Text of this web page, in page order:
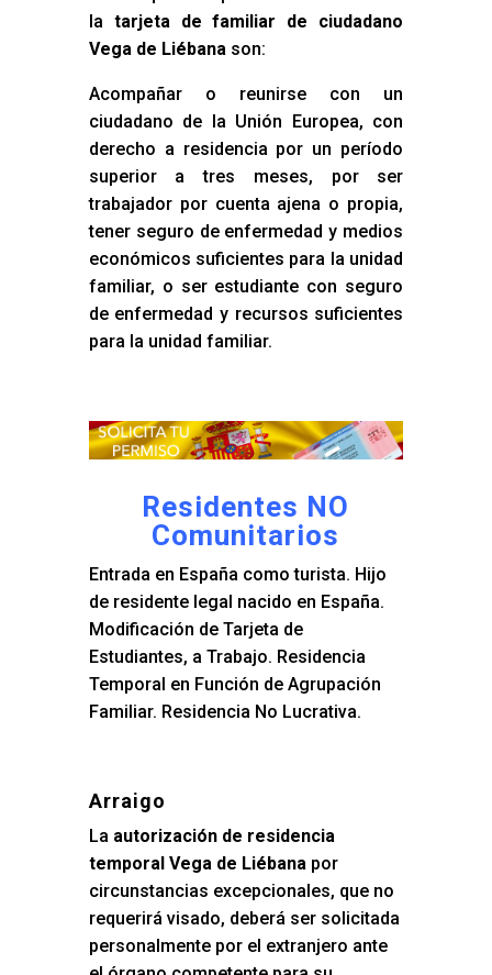
la tarjeta de familiar de ciudadano
Vega de Liébana son:
Acompañar o reunirse con un
ciudadano de la Unión Europea, con
derecho a residencia por un período
superior a tres meses, por ser
trabajador por cuenta ajena o propia,
tener seguro de enfermedad y medios
económicos suficientes para la unidad
familiar, o ser estudiante con seguro
de enfermedad y recursos suficientes
para la unidad familiar.
Residentes NO
Comunitarios
Entrada en España como turista. Hijo
de residente legal nacido en España.
Modificación de Tarjeta de
Estudiantes, a Trabajo. Residencia
Temporal en Función de Agrupación
Familiar. Residencia No Lucrativa.
Arraigo
La autorización de residencia
temporal Vega de Liébanapor
circunstancias excepcionales, que no
requerirá visado, deberá ser solicitada
personalmente por el extranjero ante